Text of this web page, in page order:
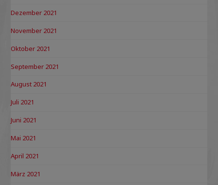
Dezember 2021
November 2021
Oktober 2021
September 2021
August 2021
Juli 2021
Juni 2021
Mai 2021
April 2021
März 2021